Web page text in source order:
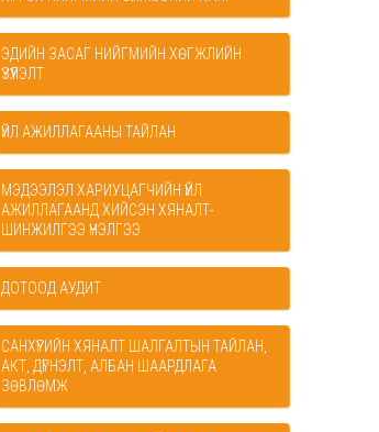
ЭДИЙН ЗАСАГ НИЙГМИЙН ХӨГЖЛИЙН
ҮЗҮҮЛЭЛТ
ҮЙЛ АЖИЛЛАГААНЫ ТАЙЛАН
МЭДЭЭЛЭЛ ХАРИУЦАГЧИЙН ҮЙЛ
АЖИЛЛАГААНД ХИЙСЭН ХЯНАЛТ-
ШИНЖИЛГЭЭ ҮНЭЛГЭЭ
ДОТООД АУДИТ
САНХҮҮГИЙН ХЯНАЛТ ШАЛГАЛТЫН ТАЙЛАН,
АКТ, ДҮГНЭЛТ, АЛБАН ШААРДЛАГА
ЗӨВЛӨМЖ